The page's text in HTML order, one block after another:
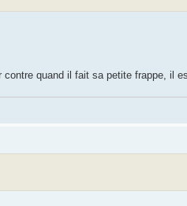
contre quand il fait sa petite frappe, il